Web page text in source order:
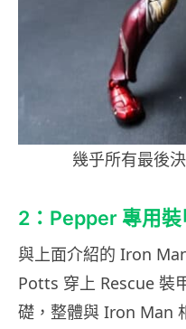
幾乎所有最後
2：Pepper 專用
與上面介紹的 Iron
Potts 穿上 Rescue 裝
礎，整體與 Iron Man